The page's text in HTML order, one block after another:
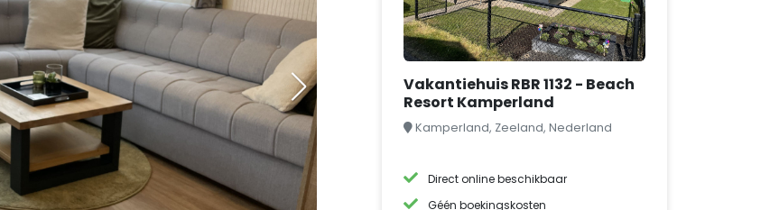
Vakantiehuis RBR 1132 - Beach
Resort Kamperland
Kamperland, Zeeland, Nederland
Direct online beschikbaar
Géén boekingskosten